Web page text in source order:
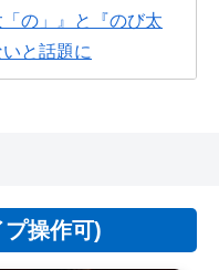
の」』と『のび太
と話題に
まきおばさん、結構
操作可)